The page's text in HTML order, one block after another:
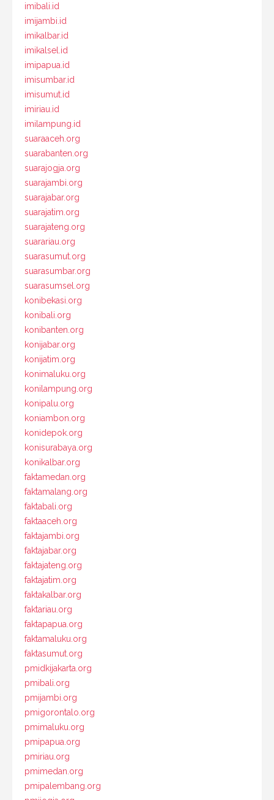
imibali.id
imijambi.id
imikalbar.id
imikalsel.id
imipapua.id
imisumbar.id
imisumut.id
imiriau.id
imilampung.id
suaraaceh.org
suarabanten.org
suarajogja.org
suarajambi.org
suarajabar.org
suarajatim.org
suarajateng.org
suarariau.org
suarasumut.org
suarasumbar.org
suarasumsel.org
konibekasi.org
konibali.org
konibanten.org
konijabar.org
konijatim.org
konimaluku.org
konilampung.org
konipalu.org
koniambon.org
konidepok.org
konisurabaya.org
konikalbar.org
faktamedan.org
faktamalang.org
faktabali.org
faktaaceh.org
faktajambi.org
faktajabar.org
faktajateng.org
faktajatim.org
faktakalbar.org
faktariau.org
faktapapua.org
faktamaluku.org
faktasumut.org
pmidkijakarta.org
pmibali.org
pmijambi.org
pmigorontalo.org
pmimaluku.org
pmipapua.org
pmiriau.org
pmimedan.org
pmipalembang.org